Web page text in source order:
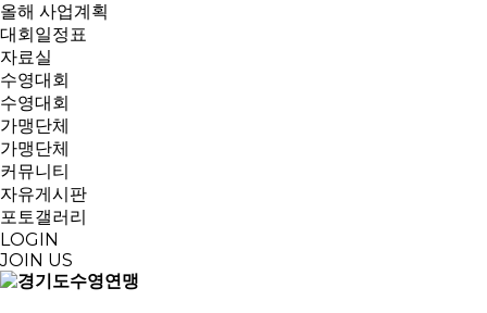
올해 사업계획
대회일정표
자료실
수영대회
수영대회
가맹단체
가맹단체
커뮤니티
자유게시판
포토갤러리
LOGIN
JOIN US